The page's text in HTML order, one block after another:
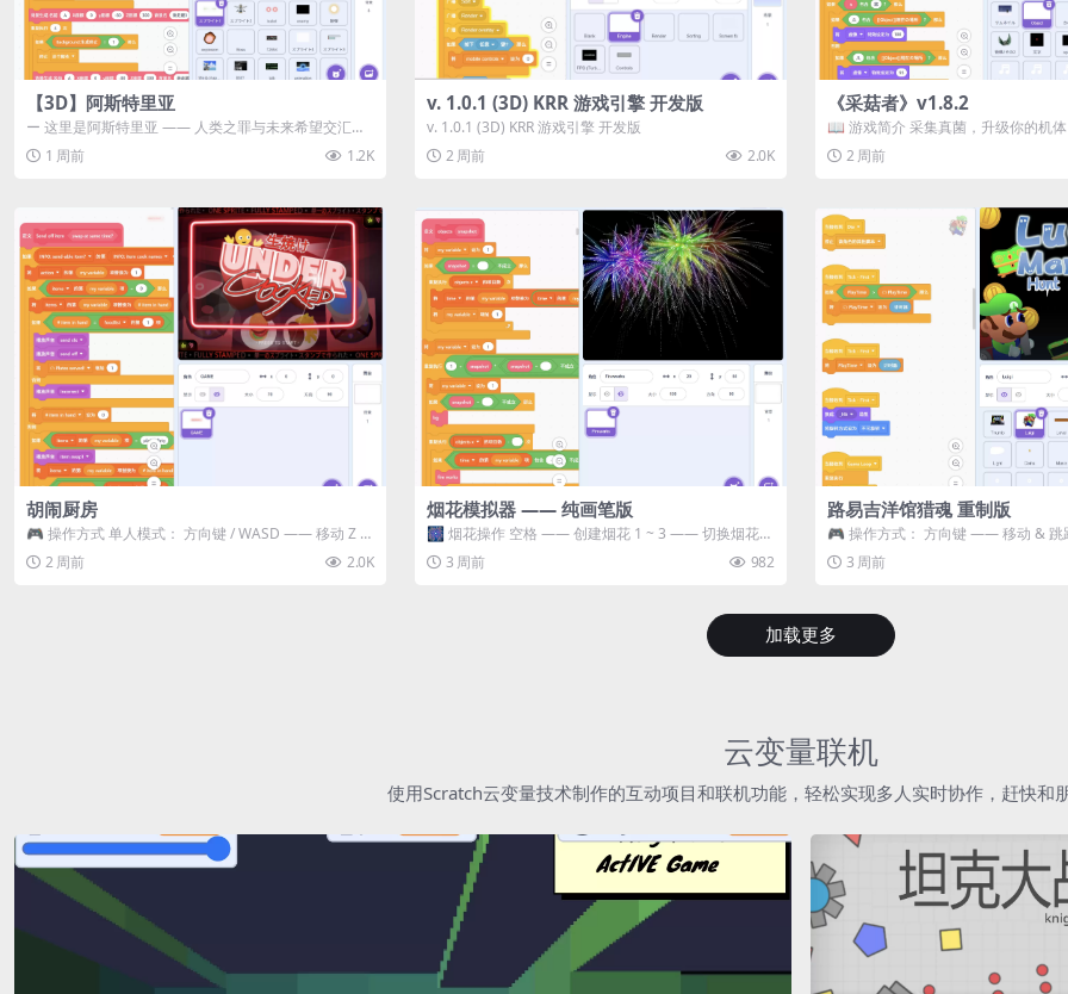
【3D】阿斯特里亚
ー 这里是阿斯特里亚 —— 人类之罪与未来希望交汇之
地 📖 游戏简介 《阿斯特里...
1 周前 1.2K
v. 1.0.1 (3D) KRR 游戏引擎 开发版
v. 1.0.1 (3D) KRR 游戏引擎 开发版
2 周前
2.0K
《采菇者》v1.8.2
📖 游戏简介 采集真菌，升级你的机
域探索。 这是一款静谧的探索冒...
2 周前
胡闹厨房
🎮 操作方式 单人模式： 方向键 / WASD —— 移动 Z /
K —— 抓...
2 周前 2.0K
烟花模拟器 —— 纯画笔版
🎆 烟花操作 空格 —— 创建烟花 1 ~ 3 —— 切换烟花类
型 普通烟花 嘶...
3 周前 982
路易吉洋馆猎魂 重制版
🎮 操作方式： 方向键 —— 移动 &
宝箱 将你...
3 周前
加载更多
云变量联机
使用Scratch云变量技术制作的互动项目和联机功能，轻松实现多人实时协作，赶快和